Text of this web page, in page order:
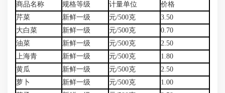
商品名称 规格等级 计量单位
价格
芹菜
新鲜一级 元/500克
3.50
大白菜
新鲜一级 元/500克
0.70
油菜
新鲜一级 元/500克
2.50
上海青
新鲜一级 元/500克
1.80
黄瓜
新鲜一级 元/500克
2.50
萝卜
新鲜一级 元/500克
1.00